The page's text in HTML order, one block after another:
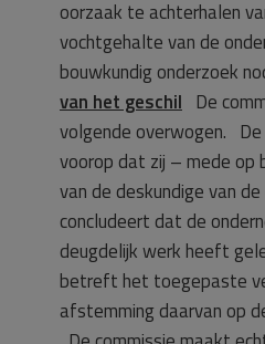
oorzaak te achterhalen
vochtgehalte van de
bouwkundig onderzoek
van het geschil De
volgende overwogen.
voorop dat zij – mede op
van de deskundige van
concludeert dat de
deugdelijk werk heeft
betreft het toegepaste
afstemming daarvan op